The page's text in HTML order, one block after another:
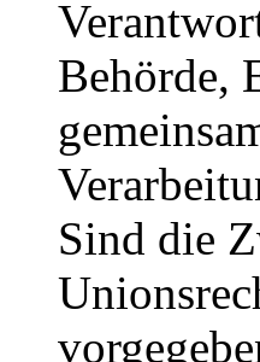
Behörde,
Sind die